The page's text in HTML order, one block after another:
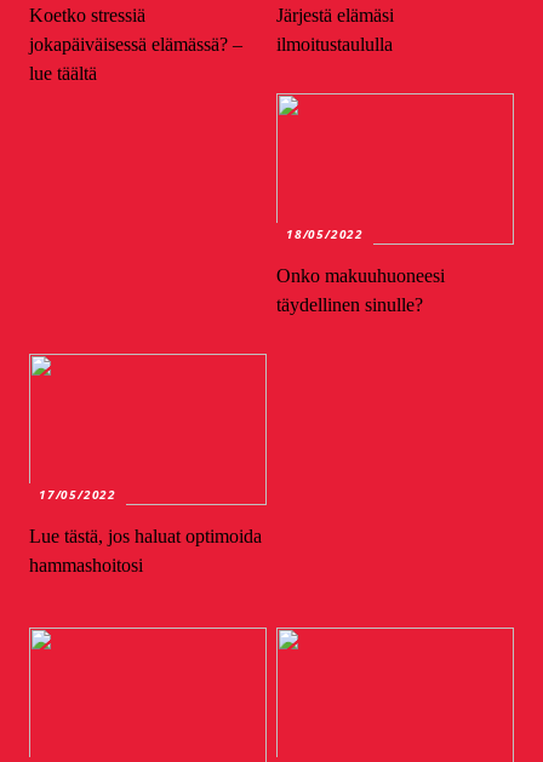
Koetko stressiä
jokapäiväisessä elämässä? –
lue täältä
Järjestä elämäsi
ilmoitustaululla
18/05/2022
Onko makuuhuoneesi
täydellinen sinulle?
17/05/2022
Lue tästä, jos haluat optimoida
hammashoitosi